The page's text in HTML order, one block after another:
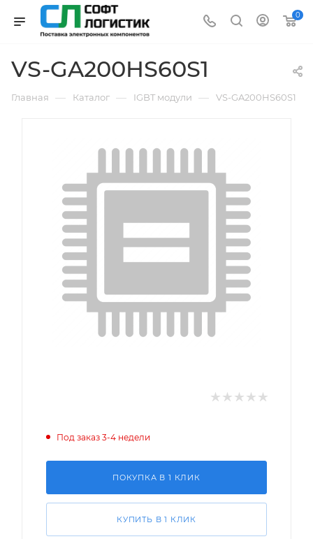
0
VS-GA200HS60S1
Главная — Каталог — IGBT модули — VS-GA200HS60S1
Под заказ 3-4 недели
ПОКУПКА В 1 КЛИК
КУПИТЬ В 1 КЛИК